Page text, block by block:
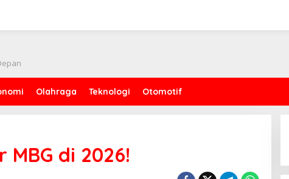
Olahraga Teknologi Otomotif
di 2026!